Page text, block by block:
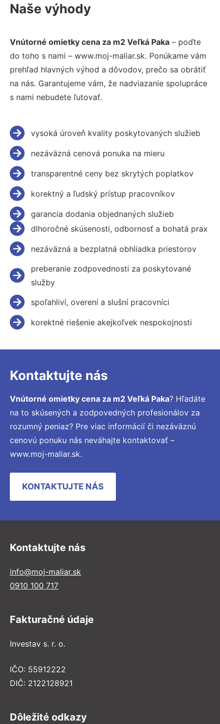
Naše výhody
Vnútorné omietky cena za m2 Veľká Paka – poďte
do toho s nami – www.moj-maliar.sk. Ponúkame vám
prehľad hlavných výhod a dôvodov, prečo sa obrátiť
na nás. Garantujeme vám, že nadviazanie spolupráce
s nami nebudete ľutovať.
vysoká úroveň kvality poskytovaných služieb
nezáväzná cenová ponuka na mieru
transparentné ceny bez skrytých poplatkov
korektný a ľudský prístup pracovníkov
garancia dodania objednaných služieb
dlhoročné skúsenosti, odbornosť a bohatá prax
nezáväzná a bezplatná obhliadka priestorov
preberanie zodpovednosti za poskytované
služby
spoľahliví, overení a slušní pracovníci
korektné riešenie akejkoľvek nespokojnosti
Kontaktujte nás
Vnútorné omietky cena za m2 Veľká Paka? Hľadáte
na to skúsených a zodpovedných profesionálov za
rozumný peniaz? Pre viac informácií či nezáväznú
cenovú ponuku nás neváhajte kontaktovať –
www.moj-maliar.sk.
KONTAKTUJTE NÁS
Kontaktujte nás
info@moj-maliar.sk
0910 100 717
Fakturačné údaje
Investav s. r. o.
IČO: 55912222
DIČ: 2122128921
Dôležité odkazy